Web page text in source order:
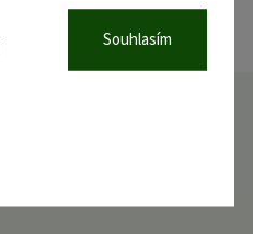
Souhlasím